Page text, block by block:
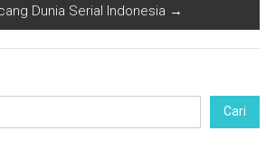
Dunia Serial Indonesia →
Cari